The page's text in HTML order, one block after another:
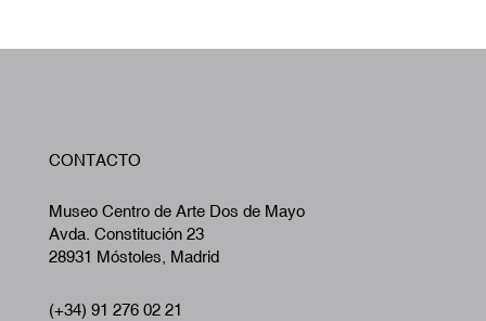
CONTACTO
Museo Centro de Arte Dos de Mayo
Avda. Constitución 23
28931 Móstoles, Madrid
(+34) 91 276 02 21